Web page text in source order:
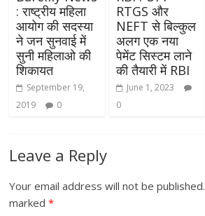
: राष्ट्रीय महिला
आयोग की सदस्या
ने जन सुनवाई में
सुनी महिलाओ की
शिकायत
September 19,
2019
0
RTGS और
NEFT से बिल्कुल
अलग एक नया
पेमेंट सिस्टम लाने
की तैयारी में RBI
June 1, 2023
0
Leave a Reply
Your email address will not be published.
marked*